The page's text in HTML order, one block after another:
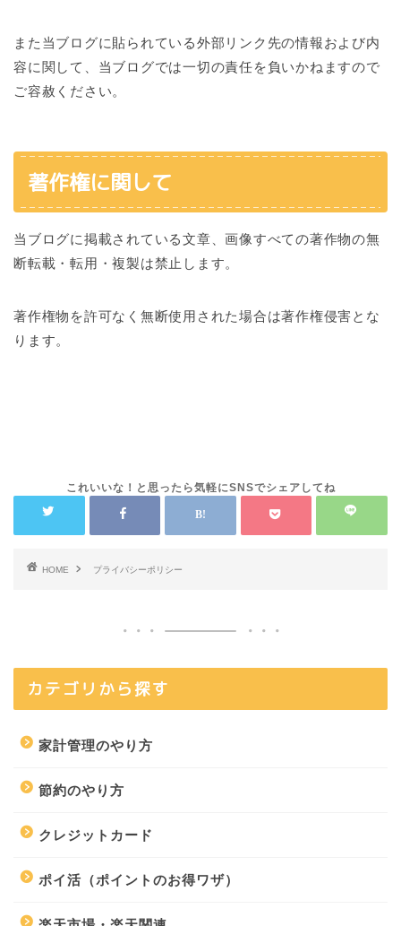
また当ブログに貼られている外部リンク先の情報および内
容に関して、当ブログでは一切の責任を負いかねますので
ご容赦ください。
著作権に関して
当ブログに掲載されている文章、画像すべての著作物の無
断転載・転用・複製は禁止します。
著作権物を許可なく無断使用された場合は著作権侵害とな
ります。
HOME プライバシーポリシー
カテゴリから探す
家計管理のやり方
節約のやり方
クレジットカード
ポイ活（ポイントのお得ワザ）